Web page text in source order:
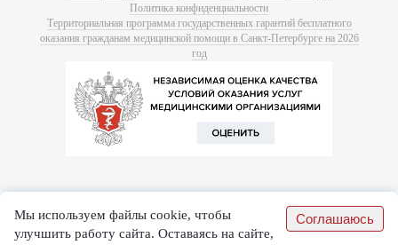
Политика конфиденциальности
Территориальная программа государственных гарантий бесплатного
оказания гражданам медицинской помощи в Санкт-Петербурге на 2026
год
Мы используем файлы cookie, чтобы
улучшить работу сайта. Оставаясь на сайте,
Соглашаюсь